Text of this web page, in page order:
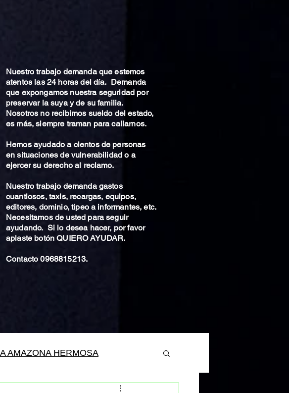
Nuestro trabajo demanda que estemos
atentos las 24 horas del día. Demanda
que expongamos nuestra seguridad por
preservar la suya y de su familia.
Nosotros no recibimos sueldo del estado,
es más, siempre traman para callarnos.
Hemos ayudado a cientos de personas
en situaciones de vulnerabilidad o a
ejercer su derecho al reclamo.
Nuestro trabajo demanda gastos
cuantiosos, taxis, recargas, equipos,
editores, dominio, tipeo a informantes, etc.
Necesitamos de usted para seguir
ayudando. Si lo desea hacer, por favor
aplaste botón QUIERO AYUDAR.
Contacto 0968815213.
AMAZONA HERMOSA